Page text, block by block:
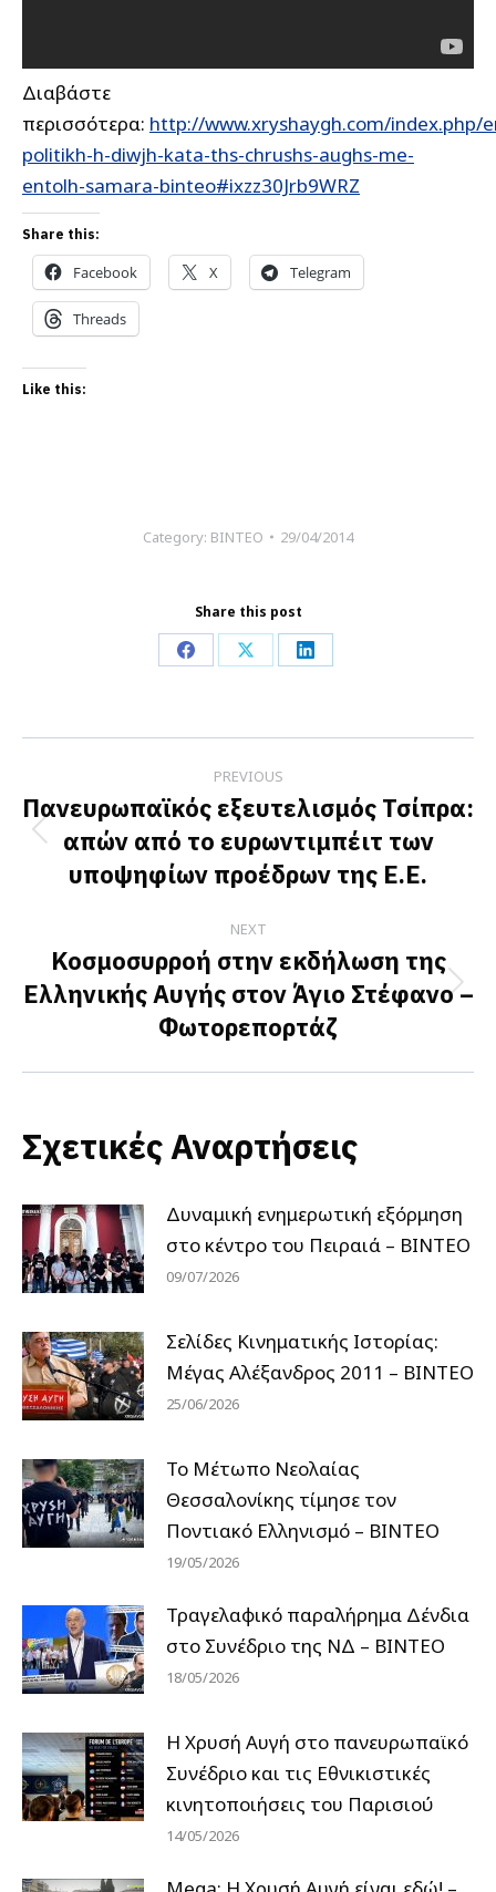
Διαβάστε
περισσότερα: http://www.xryshaygh.com/index.php/
politikh-h-diwjh-kata-ths-chrushs-aughs-me-
entolh-samara-binteo#ixzz30Jrb9WRZ
Share this:
Facebook X Telegram
Threads
Like this:
Category: ΒΙΝΤΕΟ 29/04/2014
Share this post
Share
Facebook
Share
X
Share
LinkedIn
navigation
PREVIOUS
Previous
post:
Πανευρωπαϊκός εξευτελισμός Τσίπρα:
απών από το ευρωντιμπέιτ των
υποψηφίων προέδρων της Ε.Ε.
NEXT
Next
post:
Κοσμοσυρροή στην εκδήλωση της
Ελληνικής Αυγής στον Άγιο Στέφανο –
Φωτορεπορτάζ
Σχετικές Αναρτήσεις
Δυναμική ενημερωτική εξόρμηση
στο κέντρο του Πειραιά – ΒΙΝΤΕΟ
09/07/2026
Σελίδες Κινηματικής Ιστορίας:
Μέγας Αλέξανδρος 2011 – ΒΙΝΤΕΟ
25/06/2026
Το Μέτωπο Νεολαίας
Θεσσαλονίκης τίμησε τον
Ποντιακό Ελληνισμό – ΒΙΝΤΕΟ
19/05/2026
Τραγελαφικό παραλήρημα Δένδια
στο Συνέδριο της ΝΔ – ΒΙΝΤΕΟ
18/05/2026
Η Χρυσή Αυγή στο πανευρωπαϊκό
Συνέδριο και τις Εθνικιστικές
κινητοποιήσεις του Παρισιού
14/05/2026